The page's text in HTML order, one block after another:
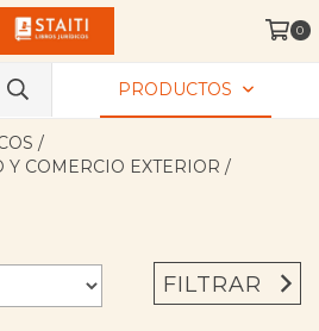
0
PRODUCTOS
/
COMERCIO EXTERIOR /
FILTRAR